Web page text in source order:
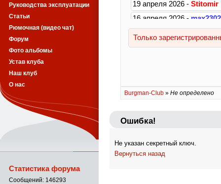
Burgman-Club » Не определено
Ошибка!
Не указан секретный ключ.
Вернуться назад
Руководства эксплуатации
Статьи
Рюмочная (видео чат)
Форум
Фото альбомы
Устав клуба
Наш клуб
О нас
Статистика форума
Сообщений: 146293